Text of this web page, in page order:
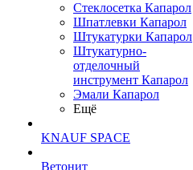
Cтеклосетка Капарол
Шпатлевки Капарол
Штукатурки Капарол
Штукатурно-
отделочный
инструмент Капарол
Эмали Капарол
Ещё
KNAUF SPACE
Ветонит